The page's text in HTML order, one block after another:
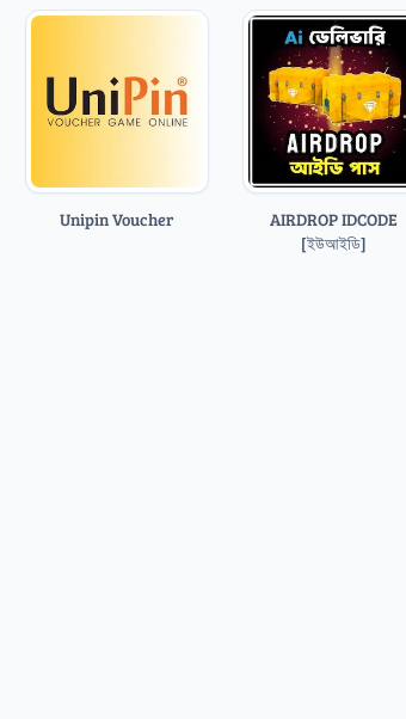
Unipin Voucher
AIRDROP IDCODE
[ইউআইডি]